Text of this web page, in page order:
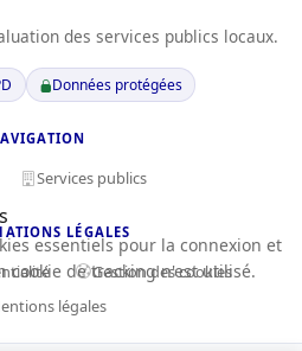
des services publics locaux.
Données protégées
Services publics
LÉGALES
Gestion des cookies
légales
essentiels pour la connexion et
cookie de tracking n'est utilisé.